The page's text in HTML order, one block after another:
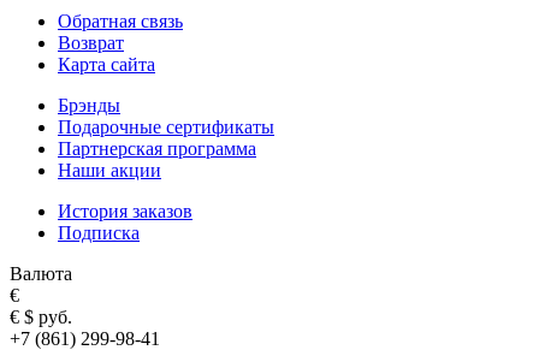
Обратная связь
Возврат
Карта сайта
Брэнды
Подарочные сертификаты
Партнерская программа
Наши акции
История заказов
Подписка
Валюта
€
€ $ руб.
+7 (861) 299-98-41